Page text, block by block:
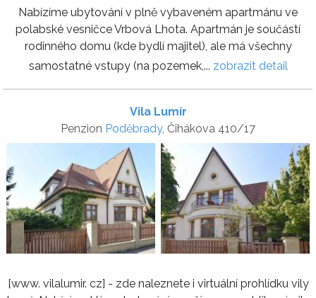
Nabízíme ubytování v plně vybaveném apartmánu ve
polabské vesničce Vrbová Lhota. Apartmán je součástí
rodinného domu (kde bydlí majitel), ale má všechny
samostatné vstupy (na pozemek,... zobrazit detail
Vila Lumír
Penzion Poděbrady, Čihákova 410/17
[www. vilalumir. cz] - zde naleznete i virtuální prohlídku vily